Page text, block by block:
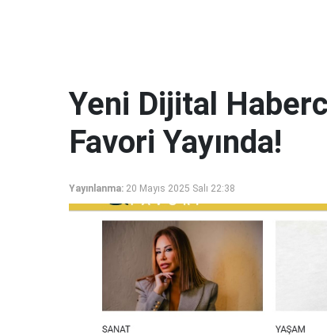
Yeni Dijital
Favori Yayında!
Yayınlanma: 20 Mayıs 2025 Salı 22:38